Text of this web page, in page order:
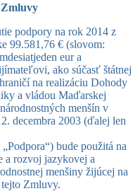
Zmluvy
podpory na rok 2014 z
99.581,76 € (slovom:
eur a
ako súčasť štátnej
na realizáciu Dohody
a vládou Maďarskej
menšín v
decembra 2003 (ďalej len
bude použitá na
a rozvoj jazykovej a
menšiny žijúcej na
Zmluvy.